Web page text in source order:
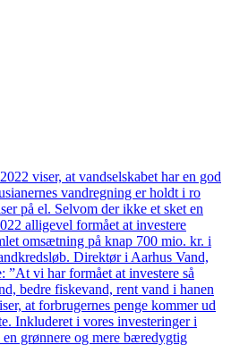
viser, at vandselskabet har en god
vandregning er holdt i ro
på el. Selvom der ikke et sket en
alligevel formået at investere
omsætning på knap 700 mio. kr. i
Direktør i Aarhus Vand,
”At vi har formået at investere så
bedre fiskevand, rent vand i hanen
at forbrugernes penge kommer ud
Inkluderet i vores investeringer i
grønnere og mere bæredygtig